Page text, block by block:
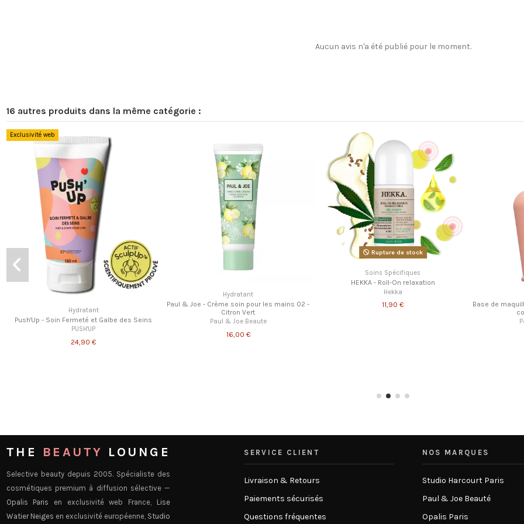
Aucun avis n'a été publié pour le moment.
16 autres produits dans la même catégorie :
Soins Spécifiques
Spéciale
Skin Doctors
THE BEAUTY LOUNGE
Selective beauty depuis 2005. Spécialiste des
cosmétiques premium à diffusion sélective —
Opalis Paris en exclusivité web France, Lise
Watier Neiges en exclusivité européenne, Studio
SERVICE CLIENT
Livraison & Retours
Paiements sécurisés
Questions fréquentes
NOS MARQUES
Studio Harcourt Paris
Paul & Joe Beauté
Opalis Paris